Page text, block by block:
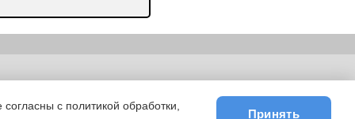
|E-mail
с политикой обработки,
Принять